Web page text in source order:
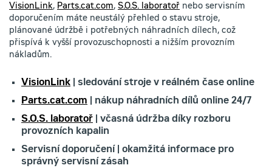
VisionLink, Parts.cat.com, S.O.S. laboratoř nebo servisním
doporučením máte neustálý přehled o stavu stroje,
plánované údržbě i potřebných náhradních dílech, což
přispívá k vyšší provozuschopnosti a nižším provozním
nákladům.
VisionLink | sledování stroje v reálném čase online
Parts.cat.com | nákup náhradních dílů online 24/7
S.O.S. laboratoř | včasná údržba díky rozboru
provozních kapalin
Servisní doporučení | okamžitá informace pro
správný servisní zásah